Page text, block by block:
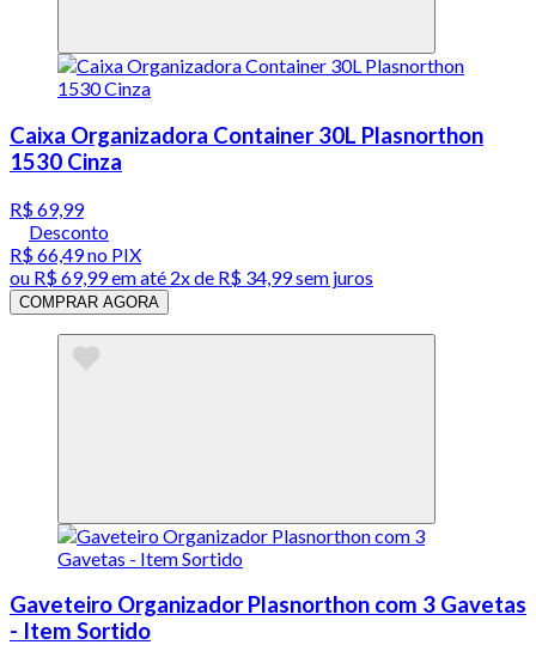
Caixa Organizadora Container 30L Plasnorthon
1530 Cinza
R$ 69,99
Desconto
R$ 66,49no PIX
ou R$ 69,99em até 2x de R$ 34,99 sem juros
COMPRAR AGORA
Gaveteiro Organizador Plasnorthon com 3 Gavetas
- Item Sortido